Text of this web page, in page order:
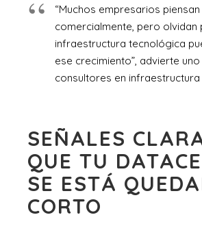
“Muchos empresarios
comercialmente, pero olvidan
infraestructura tecnológica
ese crecimiento”, advierte
consultores en infraestructura
SEÑALES
QUE TU
SE ESTÁ
CORTO